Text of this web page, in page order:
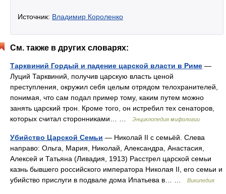
Источник: Владимир Короленко
См. также в других словарях:
Тарквиний Гордый и падение царской власти в Риме —
Луций Тарквиний, получив царскую власть ценой
преступления, окружил себя целым отрядом телохранителей,
понимая, что сам подал пример тому, каким путем можно
занять царский трон. Кроме того, он истребил тех сенаторов,
которых считал сторонниками… …
Энциклопедия мифологии
Убийство Царской Семьи — Николай II с семьёй. Слева
направо: Ольга, Мария, Николай, Александра, Анастасия,
Алексей и Татьяна (Ливадия, 1913) Расстрел царской семьи
казнь бывшего российского императора Николая II, его семьи и
убийство прислуги в подвале дома Ипатьева в… …
Википедия